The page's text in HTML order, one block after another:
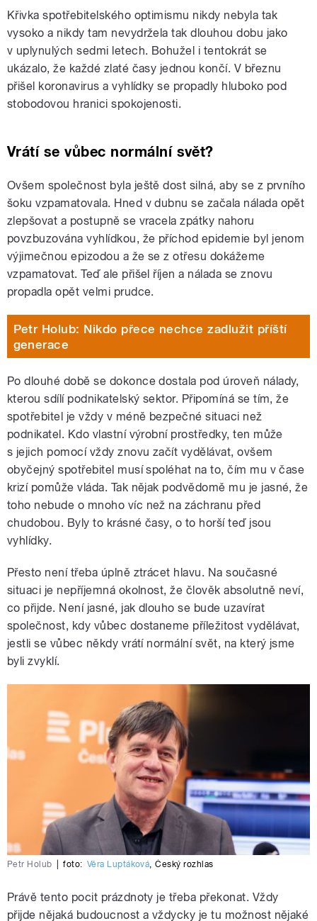
Křivka spotřebitelského optimismu nikdy nebyla tak
vysoko a nikdy tam nevydržela tak dlouhou dobu jako
v uplynulých sedmi letech. Bohužel i tentokrát se
ukázalo, že každé zlaté časy jednou končí. V březnu
přišel koronavirus a vyhlídky se propadly hluboko pod
stobodovou hranici spokojenosti.
Vrátí se vůbec normální svět?
Ovšem společnost byla ještě dost silná, aby se z prvního
šoku vzpamatovala. Hned v dubnu se začala nálada opět
zlepšovat a postupně se vracela zpátky nahoru
povzbuzována vyhlídkou, že příchod epidemie byl jenom
výjimečnou epizodou a že se z otřesu dokážeme
vzpamatovat. Teď ale přišel říjen a nálada se znovu
propadla opět velmi prudce.
Petr Holub: Nikdo přece nechce zadlužit příští
generace
Po dlouhé době se dokonce dostala pod úroveň nálady,
kterou sdílí podnikatelský sektor. Připomíná se tím, že
spotřebitel je vždy v méně bezpečné situaci než
podnikatel. Kdo vlastní výrobní prostředky, ten může
s jejich pomocí vždy znovu začít vydělávat, ovšem
obyčejný spotřebitel musí spoléhat na to, čím mu v čase
krizí pomůže vláda. Tak nějak podvědomě mu je jasné, že
toho nebude o mnoho víc než na záchranu před
chudobou. Byly to krásné časy, o to horší teď jsou
vyhlídky.
Přesto není třeba úplně ztrácet hlavu. Na současné
situaci je nepříjemná okolnost, že člověk absolutně neví,
co přijde. Není jasné, jak dlouho se bude uzavírat
společnost, kdy vůbec dostaneme příležitost vydělávat,
jestli se vůbec někdy vrátí normální svět, na který jsme
byli zvyklí.
Petr Holub foto: Věra Luptáková,Český rozhlas
Právě tento pocit prázdnoty je třeba překonat. Vždy
přijde nějaká budoucnost a vždycky je tu možnost nějaké